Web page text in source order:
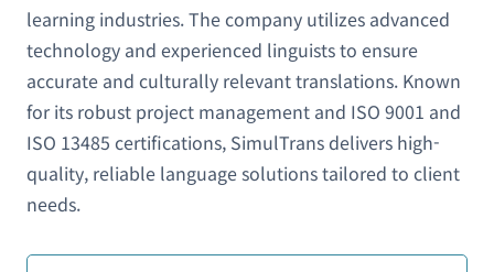
learning industries. The company utilizes advanced
technology and experienced linguists to ensure
accurate and culturally relevant translations. Known
for its robust project management and ISO 9001 and
ISO 13485 certifications, SimulTrans delivers high-
quality, reliable language solutions tailored to client
needs.